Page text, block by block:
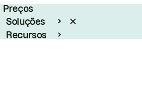
Preços
Soluções
Recursos